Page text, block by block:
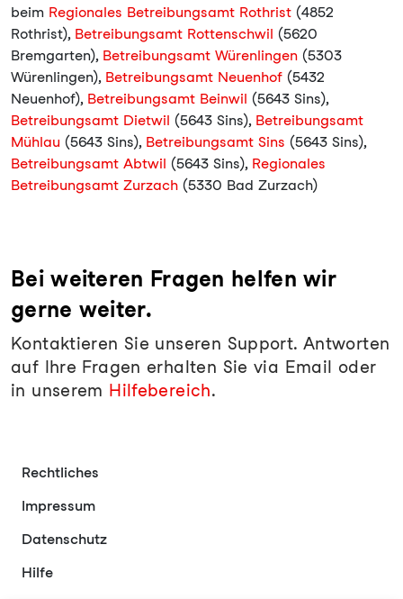
beim Regionales Betreibungsamt Rothrist (4852
Rothrist), Betreibungsamt Rottenschwil (5620
Bremgarten), Betreibungsamt Würenlingen (5303
Würenlingen), Betreibungsamt Neuenhof (5432
Neuenhof), Betreibungsamt Beinwil (5643 Sins),
Betreibungsamt Dietwil (5643 Sins), Betreibungsamt
Mühlau (5643 Sins), Betreibungsamt Sins (5643 Sins),
Betreibungsamt Abtwil (5643 Sins), Regionales
Betreibungsamt Zurzach (5330 Bad Zurzach)
Bei weiteren Fragen helfen wir
gerne weiter.
Kontaktieren Sie unseren Support. Antworten
auf Ihre Fragen erhalten Sie via Email oder
in unserem Hilfebereich.
Rechtliches
Impressum
Datenschutz
Hilfe